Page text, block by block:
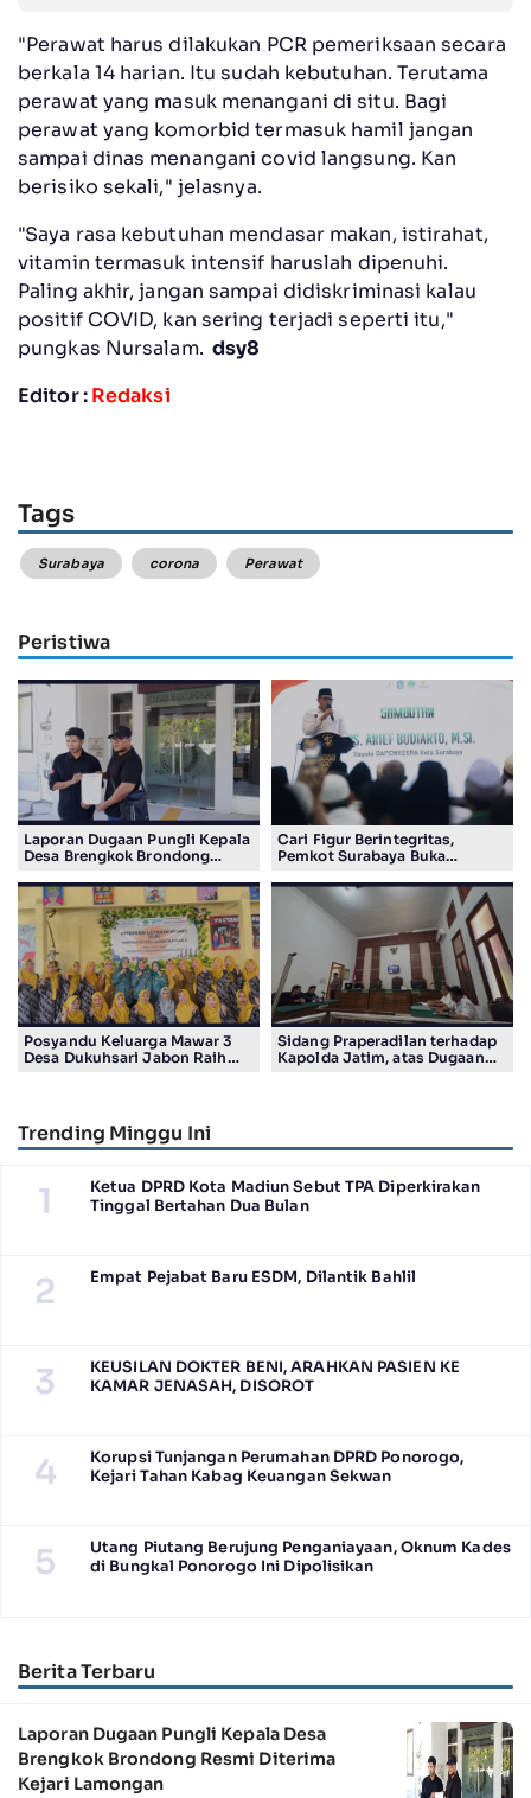
"Perawat harus dilakukan PCR pemeriksaan secara
berkala 14 harian. Itu sudah kebutuhan. Terutama
perawat yang masuk menangani di situ. Bagi
perawat yang komorbid termasuk hamil jangan
sampai dinas menangani covid langsung. Kan
berisiko sekali," jelasnya.
"Saya rasa kebutuhan mendasar makan, istirahat,
vitamin termasuk intensif haruslah dipenuhi.
Paling akhir, jangan sampai didiskriminasi kalau
positif COVID, kan sering terjadi seperti itu,"
pungkas Nursalam. dsy8
Editor :Redaksi
Tags
Surabaya corona Perawat
Peristiwa
Laporan Dugaan Pungli Kepala
Desa Brengkok Brondong
Lamongan
Cari Figur Berintegritas,
Pemkot Surabaya Buka
BAZNAS Periode 2026–2031
Posyandu Keluarga Mawar 3
Desa Dukuhsari Jabon Raih
Sidang Praperadilan terhadap
Kapolda Jatim, atas Dugaan
Trending Minggu Ini
1
Ketua DPRD Kota Madiun Sebut TPA Diperkirakan
Tinggal Bertahan Dua Bulan
2 Empat Pejabat Baru ESDM, Dilantik Bahlil
3
KEUSILAN DOKTER BENI, ARAHKAN PASIEN KE
KAMAR JENASAH, DISOROT
4
Korupsi Tunjangan Perumahan DPRD Ponorogo,
Kejari Tahan Kabag Keuangan Sekwan
5
Utang Piutang Berujung Penganiayaan, Oknum Kades
di Bungkal Ponorogo Ini Dipolisikan
Berita Terbaru
Laporan Dugaan Pungli Kepala Desa
Brengkok Brondong Resmi Diterima
Kejari Lamongan